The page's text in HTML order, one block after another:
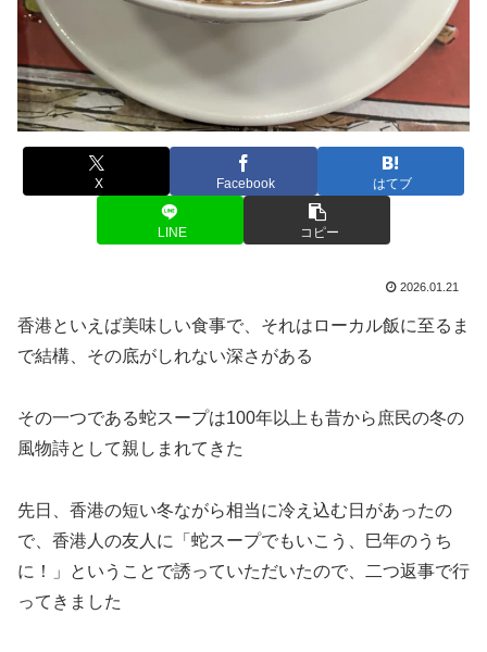
X Facebook はてブ
LINE コピー
2026.01.21
香港といえば美味しい食事で、それはローカル飯に至るま
で結構、その底がしれない深さがある
その一つである蛇スープは100年以上も昔から庶民の冬の
風物詩として親しまれてきた
先日、香港の短い冬ながら相当に冷え込む日があったの
で、香港人の友人に「蛇スープでもいこう、巳年のうち
に！」ということで誘っていただいたので、二つ返事で行
ってきました